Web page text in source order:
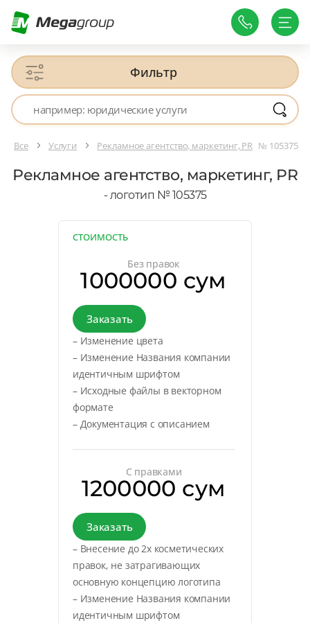
Фильтр
Все Услуги Рекламное агентство, маркетинг, PR № 105375
Рекламное агентство, маркетинг, PR
- логотип № 105375
СТОИМОСТЬ
Без правок
1000000 сум
Заказать
– Изменение цвета
– Изменение Названия компании
идентичным шрифтом
– Исходные файлы в векторном
формате
– Документация с описанием
С правками
1200000 сум
Заказать
– Внесение до 2х косметических
правок, не затрагивающих
основную концепцию логотипа
– Изменение Названия компании
идентичным шрифтом